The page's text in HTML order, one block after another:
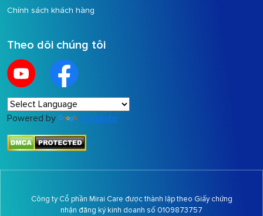
Chính sách khách hàng
Theo dõi chúng tôi
Powered by Translate
Công ty Cổ phần Mirai Care được thành lập theo Giấy chứng
nhận đăng ký kinh doanh số 0109873757